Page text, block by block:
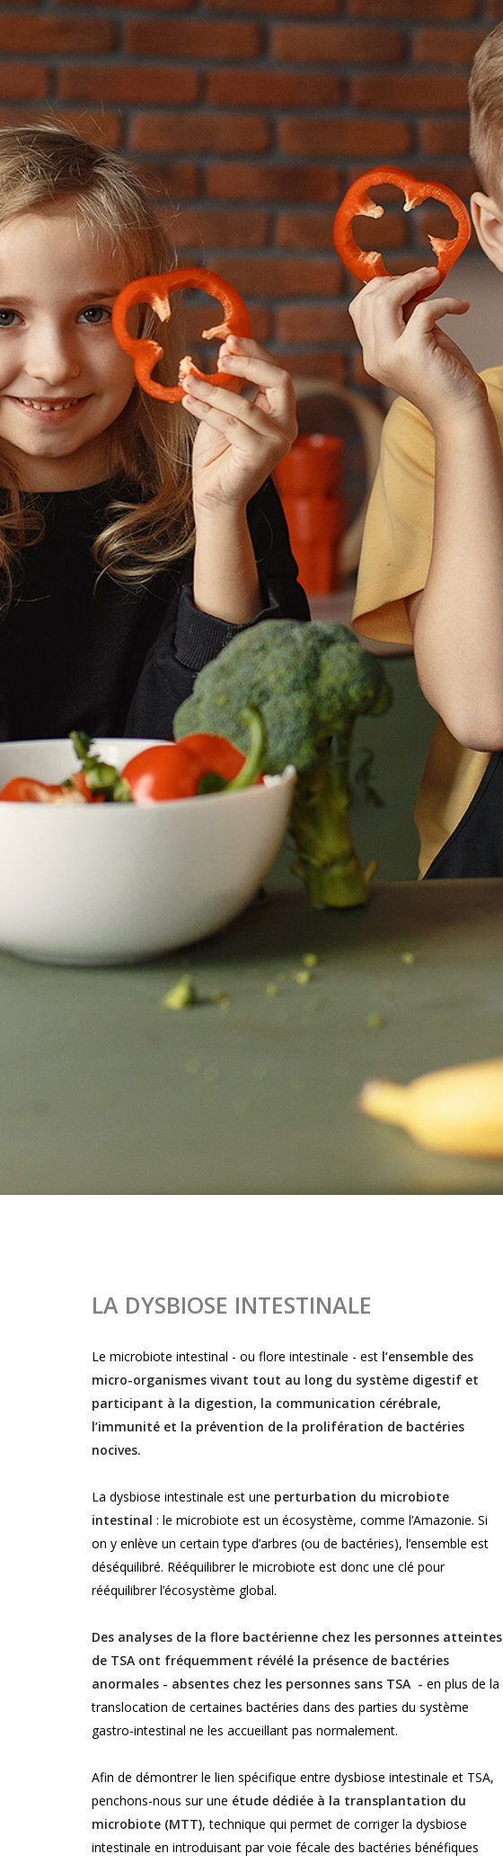
LA DYSBIOSE INTESTINALE
Le microbiote intestinal - ou flore intestinale - est l’ensemble des
micro-organismes vivant tout au long du système digestif et
participant à la digestion, la communication cérébrale,
l’immunité et la prévention de la prolifération de bactéries
nocives.
La dysbiose intestinale est une perturbation du microbiote
intestinal : le microbiote est un écosystème, comme l’Amazonie. Si
on y enlève un certain type d’arbres (ou de bactéries), l’ensemble est
déséquilibré. Rééquilibrer le microbiote est donc une clé pour
rééquilibrer l’écosystème global.
Des analyses de la flore bactérienne chez les personnes atteintes
de TSA ont fréquemment révélé la présence de bactéries
anormales - absentes chez les personnes sans TSA - en plus de la
translocation de certaines bactéries dans des parties du système
gastro-intestinal ne les accueillant pas normalement.
Afin de démontrer le lien spécifique entre dysbiose intestinale et TSA,
penchons-nous sur une étude dédiée à la transplantation du
microbiote (MTT), technique qui permet de corriger la dysbiose
intestinale en introduisant par voie fécale des bactéries bénéfiques